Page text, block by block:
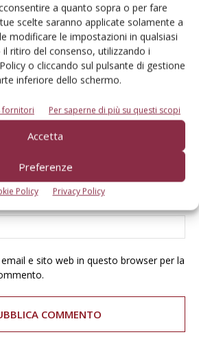
a quanto sopra o per fare
scelte saranno applicate solamente a
modificare le impostazioni in qualsiasi
ritiro del consenso, utilizzando i
o cliccando sul pulsante di gestione
inferiore dello schermo.
fornitori Per saperne di più su questi scopi
Accetta
Preferenze
Policy Privacy Policy
e sito web in questo browser per la